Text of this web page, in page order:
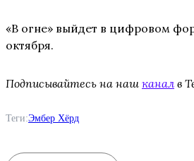
«В огне» выйдет в цифровом
октября.
Подписывайтесь на наш канал в
Теги:Эмбер Хёрд